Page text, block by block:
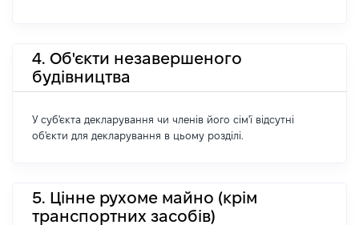
4. Об'єкти незавершеного
будівництва
У суб'єкта декларування чи членів його сім'ї відсутні
об'єкти для декларування в цьому розділі.
5. Цінне рухоме майно (крім
транспортних засобів)